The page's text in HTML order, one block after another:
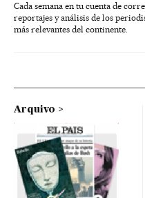
Cada semana en tu cuenta de
reportajes y análisis de los
más relevantes del continente.
Arquivo